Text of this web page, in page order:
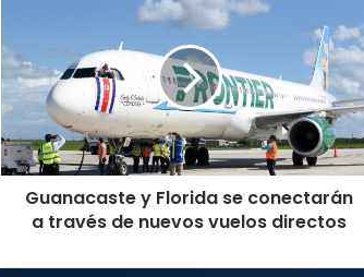
se
conectarán
a
través
de
nuevos
vuelos
directos
Guanacaste y Florida se conectarán
a través de nuevos vuelos directos